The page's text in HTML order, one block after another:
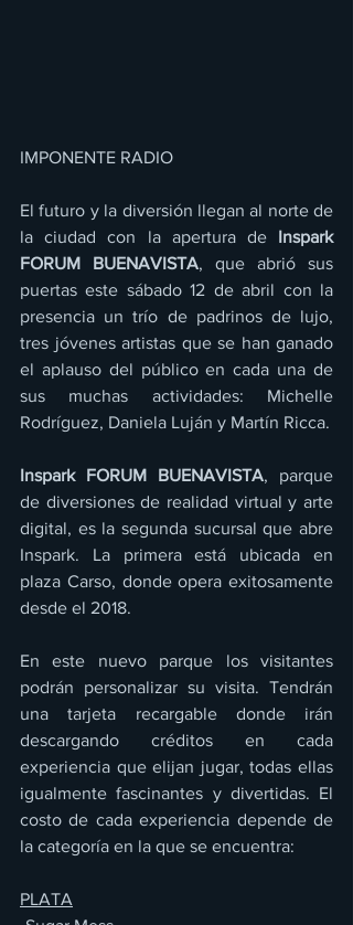
IMPONENTE RADIO
El futuro y la diversión llegan al norte de
la ciudad con la apertura de Inspark
FORUM BUENAVISTA, que abrió sus
puertas este sábado 12 de abril con la
presencia un trío de padrinos de lujo,
tres jóvenes artistas que se han ganado
el aplauso del público en cada una de
sus muchas actividades: Michelle
Rodríguez, Daniela Luján y Martín Ricca.
Inspark FORUM BUENAVISTA, parque
de diversiones de realidad virtual y arte
digital, es la segunda sucursal que abre
Inspark. La primera está ubicada en
plaza Carso, donde opera exitosamente
desde el 2018.
En este nuevo parque los visitantes
podrán personalizar su visita. Tendrán
una tarjeta recargable donde irán
descargando créditos en cada
experiencia que elijan jugar, todas ellas
igualmente fascinantes y divertidas. El
costo de cada experiencia depende de
la categoría en la que se encuentra:
PLATA